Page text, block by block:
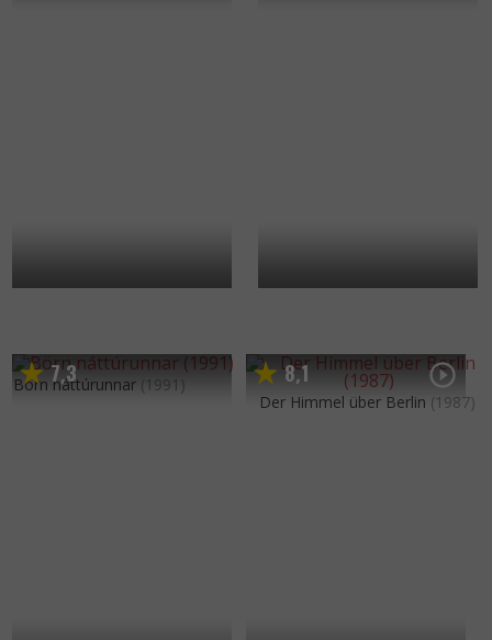
7,3
Börn náttúrunnar (1991) 8,1
Der Himmel über Berlin (1987)